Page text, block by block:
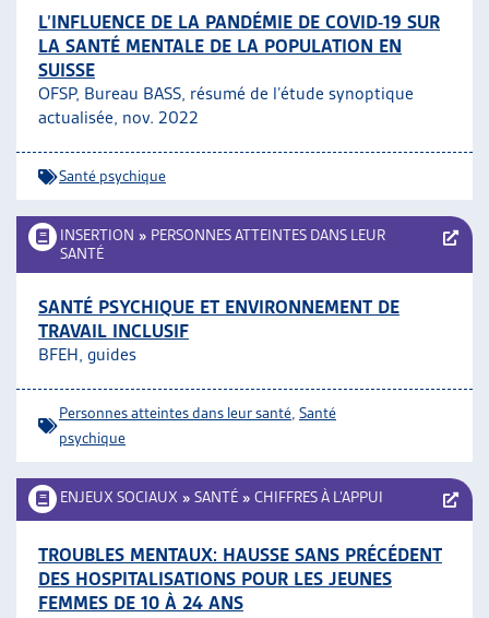
L’INFLUENCE DE LA PANDÉMIE DE COVID-19 SUR
LA SANTÉ MENTALE DE LA POPULATION EN
SUISSE
OFSP, Bureau BASS, résumé de l’étude synoptique
actualisée, nov. 2022
Santé psychique
INSERTION » PERSONNES ATTEINTES DANS LEUR
SANTÉ
SANTÉ PSYCHIQUE ET ENVIRONNEMENT DE
TRAVAIL INCLUSIF
BFEH, guides
Personnes atteintes dans leur santé Santé
psychique
ENJEUX SOCIAUX » SANTÉ » CHIFFRES À L’APPUI
TROUBLES MENTAUX: HAUSSE SANS PRÉCÉDENT
DES HOSPITALISATIONS POUR LES JEUNES
FEMMES DE 10 À 24 ANS